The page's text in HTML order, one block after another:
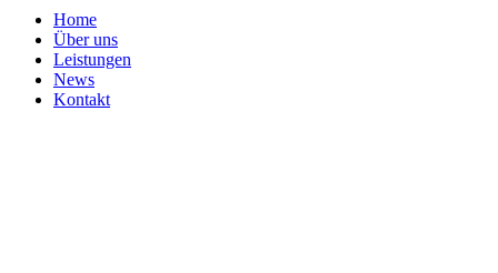
Home
Über uns
Leistungen
News
Kontakt